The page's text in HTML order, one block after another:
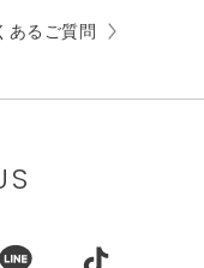
あるご質問